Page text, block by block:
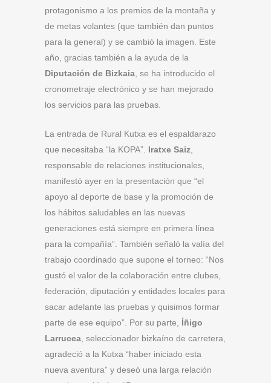
protagonismo a los premios de la montaña y
de metas volantes (que también dan puntos
para la general) y se cambió la imagen. Este
año, gracias también a la ayuda de la
Diputación de Bizkaia , se ha introducido el
cronometraje electrónico y se han mejorado
los servicios para las pruebas.
La entrada de Rural Kutxa es el espaldarazo
que necesitaba “la KOPA”. Iratxe Saiz
responsable de relaciones institucionales,
manifestó ayer en la presentación que “el
apoyo al deporte de base y la promoción de
los hábitos saludables en las nuevas
generaciones está siempre en primera línea
para la compañía”. También señaló la valía del
trabajo coordinado que supone el torneo: “Nos
gustó el valor de la colaboración entre clubes,
federación, diputación y entidades locales para
sacar adelante las pruebas y quisimos formar
parte de ese equipo”. Por su parte, Íñigo
Larrucea , seleccionador bizkaíno de carretera,
agradeció a la Kutxa “haber iniciado esta
nueva aventura” y deseó una larga relación